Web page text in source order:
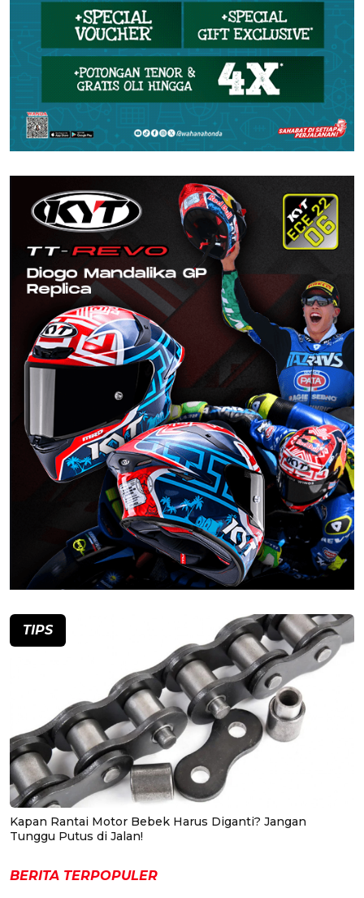
TIPS
Kapan Rantai Motor Bebek Harus Diganti? Jangan
Tunggu Putus di Jalan!
BERITA TERPOPULER